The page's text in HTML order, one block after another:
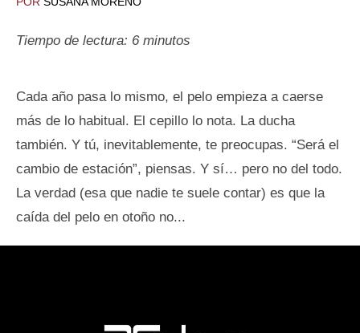
Tiempo de lectura: 6 minutos
Cada año pasa lo mismo, el pelo empieza a caerse
más de lo habitual. El cepillo lo nota. La ducha
también. Y tú, inevitablemente, te preocupas. “Será el
cambio de estación”, piensas. Y sí… pero no del todo.
La verdad (esa que nadie te suele contar) es que la
caída del pelo en otoño no...